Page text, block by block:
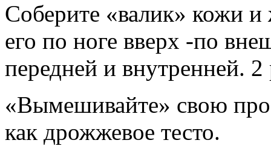
Соберите «валик» кожи и
его по ноге вверх -по
передней и внутренней.
«Вымешивайте» свою
как дрожжевое тесто.